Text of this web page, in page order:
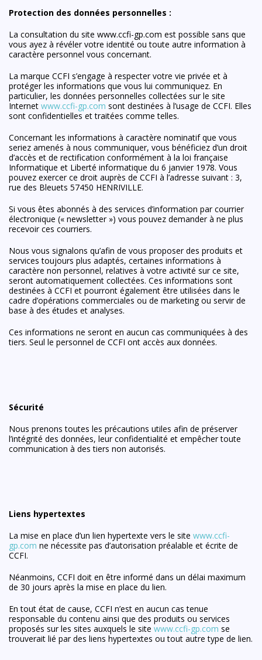
Protection des données personnelles :
La consultation du site www.ccfi-gp.com est possible sans que
vous ayez à révéler votre identité ou toute autre information à
caractère personnel vous concernant.
La marque CCFI s’engage à respecter votre vie privée et à
protéger les informations que vous lui communiquez. En
particulier, les données personnelles collectées sur le site
Internet www.ccfi-gp.com sont destinées à l’usage de CCFI. Elles
sont confidentielles et traitées comme telles.
Concernant les informations à caractère nominatif que vous
seriez amenés à nous communiquer, vous bénéficiez d’un droit
d’accès et de rectification conformément à la loi française
Informatique et Liberté informatique du 6 janvier 1978. Vous
pouvez exercer ce droit auprès de CCFI à l’adresse suivant : 3,
rue des Bleuets 57450 HENRIVILLE.
Si vous êtes abonnés à des services d’information par courrier
électronique (« newsletter ») vous pouvez demander à ne plus
recevoir ces courriers.
Nous vous signalons qu’afin de vous proposer des produits et
services toujours plus adaptés, certaines informations à
caractère non personnel, relatives à votre activité sur ce site,
seront automatiquement collectées. Ces informations sont
destinées à CCFI et pourront également être utilisées dans le
cadre d’opérations commerciales ou de marketing ou servir de
base à des études et analyses.
Ces informations ne seront en aucun cas communiquées à des
tiers. Seul le personnel de CCFI ont accès aux données.
Sécurité
Nous prenons toutes les précautions utiles afin de préserver
l’intégrité des données, leur confidentialité et empêcher toute
communication à des tiers non autorisés.
Liens hypertextes
La mise en place d’un lien hypertexte vers le site www.ccfi-
gp.com ne nécessite pas d’autorisation préalable et écrite de
CCFI.
Néanmoins, CCFI doit en être informé dans un délai maximum
de 30 jours après la mise en place du lien.
En tout état de cause, CCFI n’est en aucun cas tenue
responsable du contenu ainsi que des produits ou services
proposés sur les sites auxquels le site www.ccfi-gp.com se
trouverait lié par des liens hypertextes ou tout autre type de lien.